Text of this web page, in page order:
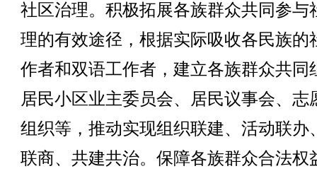
社区治理。积极拓展各族群众共同参与
理的有效途径，根据实际吸收各民族的
作者和双语工作者，建立各族群众共同
居民小区业主委员会、居民议事会、志
组织等，推动实现组织联建、活动联办
联商、共建共治。保障各族群众合法权